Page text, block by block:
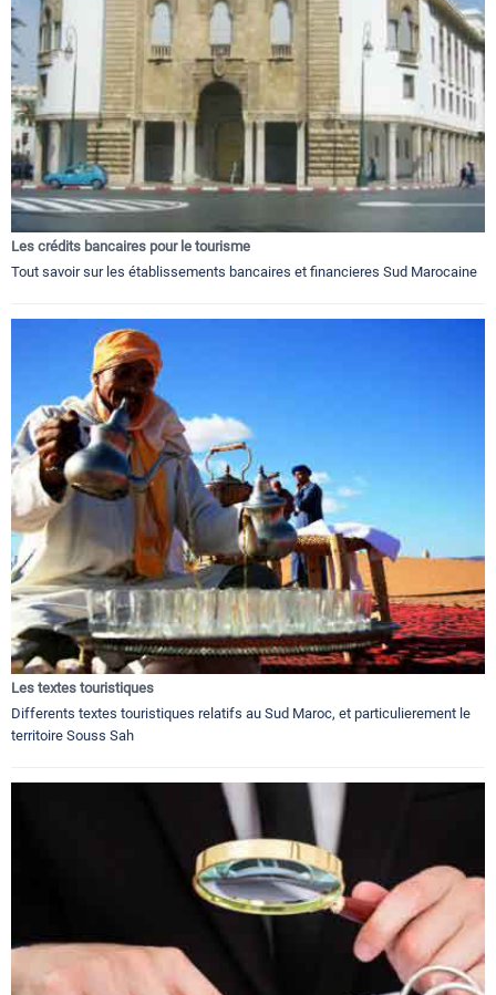
Les crédits bancaires pour le tourisme
Tout savoir sur les établissements bancaires et financieres Sud Marocaine
Les textes touristiques
Differents textes touristiques relatifs au Sud Maroc, et particulierement le
territoire Souss Sah